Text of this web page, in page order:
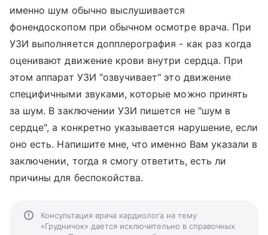
именно шум обычно выслушивается
фонендоскопом при обычном осмотре врача. При
УЗИ выполняется допплерография - как раз когда
оценивают движение крови внутри сердца. При
этом аппарат УЗИ "озвучивает" это движение
специфичными звуками, которые можно принять
за шум. В заключении УЗИ пишется не "шум в
сердце", а конкретно указывается нарушение, если
оно есть. Напишите мне, что именно Вам указали в
заключении, тогда я смогу ответить, есть ли
причины для беспокойства.
Консультация врача кардиолога на тему
«Грудничок» дается исключительно в справочных